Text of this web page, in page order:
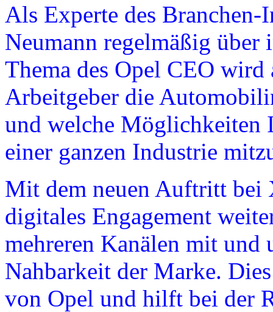
Als Experte des
Neumann regelmäßig über
Thema des Opel CEO
Arbeitgeber die
und welche Möglichkeiten
einer ganzen Industrie
Mit dem neuen Auftritt bei
digitales Engagement
mehreren Kanälen mit und
Nahbarkeit der Marke.
von Opel und hilft bei der